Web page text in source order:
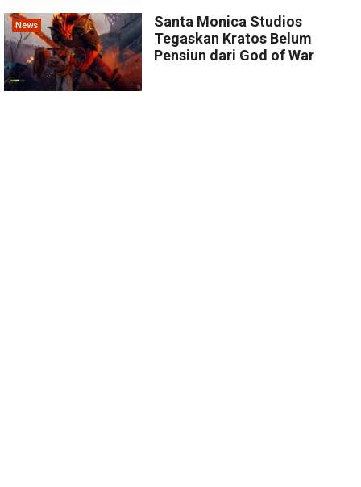
News
Santa Monica Studios
Tegaskan Kratos Belum
Pensiun dari God of War